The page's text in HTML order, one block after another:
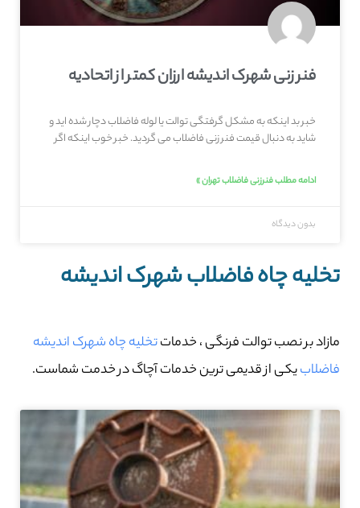
فنر زنی شهرک اندیشه ارزان کمتر از اتحادیه
خبر بد اینکه به مشکل گرفتگی توالت یا لوله فاضلاب دچار شده اید و
شاید به دنبال قیمت فنر زنی فاضلاب می گردید. خبر خوب اینکه اگر
ادامه مطلب فنرزنی فاضلاب تهران »
بدون دیدگاه
تخلیه چاه فاضلاب شهرک اندیشه
مازاد بر نصب توالت فرنگی ، خدماتتخلیه چاه شهرک اندیشه
فاضلابیکی از قدیمی ترین خدمات آچاگ در خدمت شماست.